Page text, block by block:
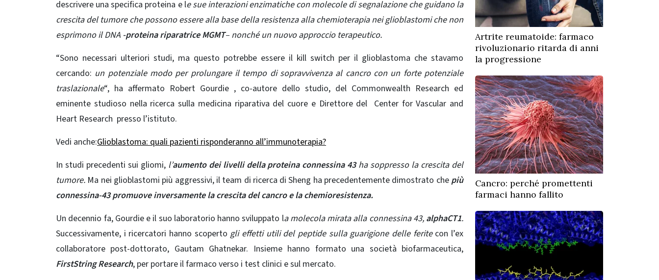
descrivere una specifica proteina e le sue interazioni enzimatiche con molecole di segnalazione che guidano la
crescita del tumore che possono essere alla base della resistenza alla chemioterapia nei glioblastomi che non
esprimono il DNA -proteina riparatrice MGMT– nonché un nuovo approccio terapeutico.
“Sono necessari ulteriori studi, ma questo potrebbe essere il kill switch per il glioblastoma che stavamo
cercando: un potenziale modo per prolungare il tempo di sopravvivenza al cancro con un forte potenziale
traslazionale“, ha affermato Robert Gourdie , co-autore dello studio, del Commonwealth Research ed
eminente studioso nella ricerca sulla medicina riparativa del cuore e Direttore del Center for Vascular and
Heart Research presso l’istituto.
Vedi anche:Glioblastoma: quali pazienti risponderanno all’immunoterapia?
In studi precedenti sui gliomi,l’aumento dei livelli della proteina connessina 43ha soppresso la crescita del
tumore. Ma nei glioblastomi più aggressivi, il team di ricerca di Sheng ha precedentemente dimostrato chepiù
connessina-43 promuove inversamente la crescita del cancro e la chemioresistenza.
Un decennio fa, Gourdie e il suo laboratorio hanno sviluppato la molecola mirata alla connessina 43,alphaCT1.
Successivamente, i ricercatori hanno scoperto gli effetti utili del peptide sulla guarigione delle feritecon l’ex
collaboratore post-dottorato, Gautam Ghatnekar. Insieme hanno formato una società biofarmaceutica,
FirstString Research, per portare il farmaco verso i test clinici e sul mercato.
Artrite reumatoide: farmaco
rivoluzionario ritarda di anni
la progressione
Cancro: perché promettenti
farmaci hanno fallito